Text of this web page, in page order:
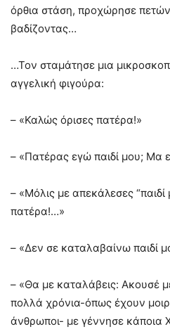
όρθια στάση, προχώρησε
βαδίζοντας…
…Τον σταμάτησε μια
αγγελική φιγούρα:
– «Καλώς όρισες πατέρα!»
– «Πατέρας εγώ παιδί μου; Μα
– «Μόλις με απεκάλεσες “παιδί
πατέρα!…»
– «Δεν σε καταλαβαίνω παιδί
– «Θα με καταλάβεις: Ακουσέ
πολλά χρόνια-όπως έχουν
άνθρωποι- με γέννησε κάποια